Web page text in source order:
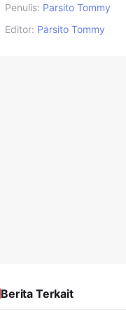
Penulis: Parsito Tommy
Editor: Parsito Tommy
Berita Terkait